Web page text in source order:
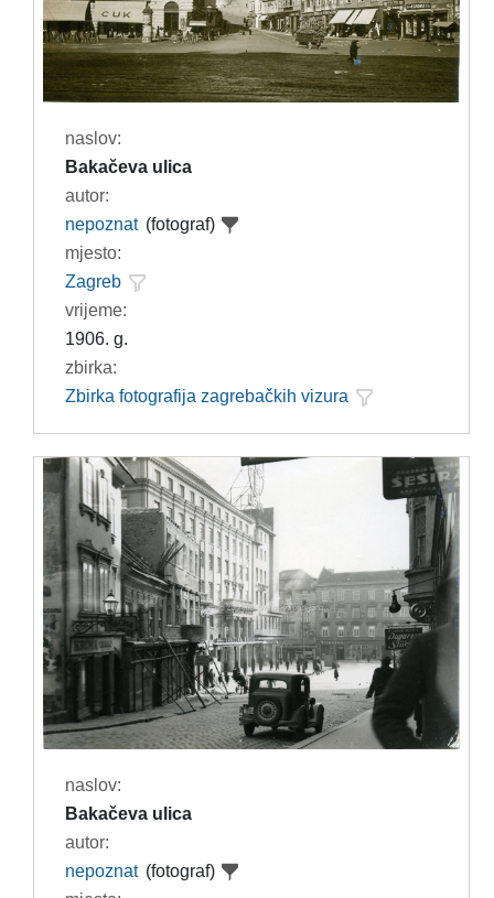
naslov:
Bakačeva ulica
autor:
nepoznat (fotograf)
mjesto:
Zagreb
vrijeme:
1906. g.
zbirka:
Zbirka fotografija zagrebačkih vizura
naslov:
Bakačeva ulica
autor:
nepoznat (fotograf)